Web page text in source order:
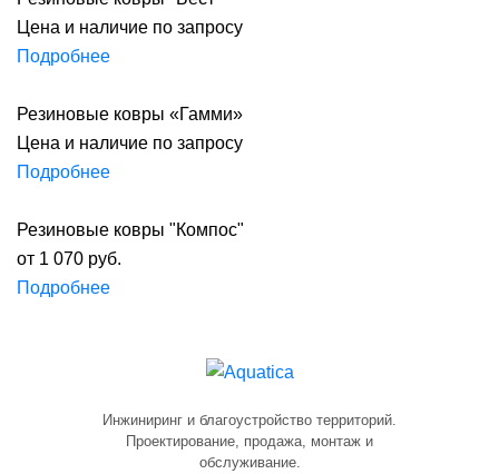
Цена и наличие по запросу
Подробнее
Резиновые ковры «Гамми»
Цена и наличие по запросу
Подробнее
Резиновые ковры "Компос"
от 1 070 руб.
Подробнее
Инжиниринг и благоустройство территорий.
Проектирование, продажа, монтаж и
обслуживание.